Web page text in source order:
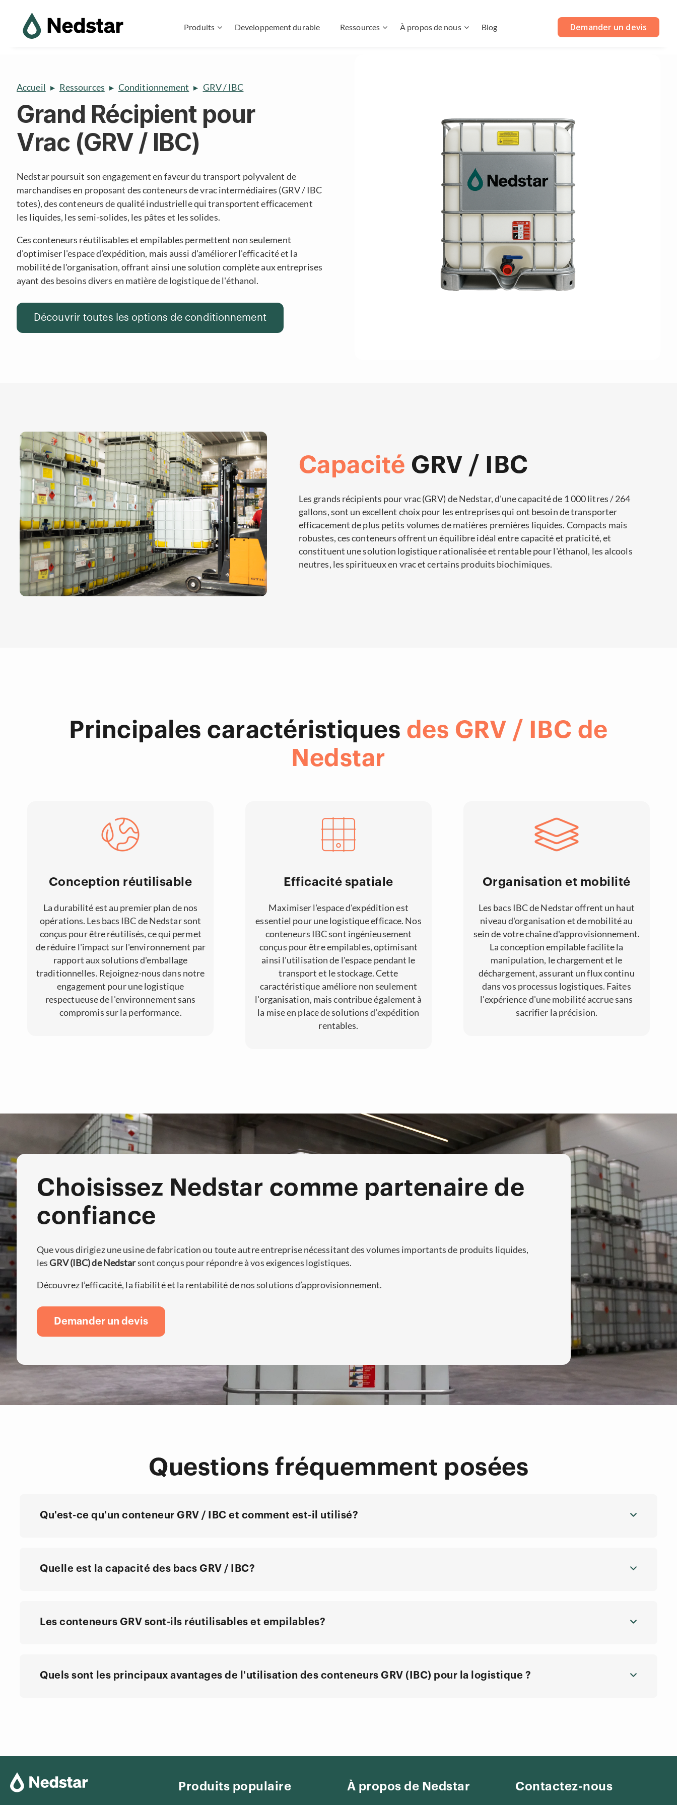
Produits Developpement durable Ressources À propos de nous Blog Demander un devis
Accueil Ressources Conditionnement GRV / IBC
Grand Récipient pour
Vrac (GRV / IBC)
Nedstar poursuit son engagement en faveur du transport polyvalent de
marchandises en proposant des conteneurs de vrac intermédiaires (GRV / IBC
totes), des conteneurs de qualité industrielle qui transportent efficacement
les liquides, les semi-solides, les pâtes et les solides.
Ces conteneurs réutilisables et empilables permettent non seulement
d'optimiser l'espace d'expédition, mais aussi d'améliorer l'efficacité et la
mobilité de l'organisation, offrant ainsi une solution complète aux entreprises
ayant des besoins divers en matière de logistique de l'éthanol.
Découvrir toutes les options de conditionnement
Capacité GRV / IBC
Les grands récipients pour vrac (GRV) de Nedstar, d'une capacité de 1 000 litres / 264
gallons, sont un excellent choix pour les entreprises qui ont besoin de transporter
efficacement de plus petits volumes de matières premières liquides. Compacts mais
robustes, ces conteneurs offrent un équilibre idéal entre capacité et praticité, et
constituent une solution logistique rationalisée et rentable pour l'éthanol, les alcools
neutres, les spiritueux en vrac et certains produits biochimiques.
Principales caractéristiques des GRV / IBC de
Nedstar
Conception réutilisable
La durabilité est au premier plan de nos
opérations. Les bacs IBC de Nedstar sont
conçus pour être réutilisés, ce qui permet
de réduire l'impact sur l'environnement par
rapport aux solutions d'emballage
traditionnelles. Rejoignez-nous dans notre
engagement pour une logistique
respectueuse de l'environnement sans
compromis sur la performance.
Efficacité spatiale
Maximiser l'espace d'expédition est
essentiel pour une logistique efficace. Nos
conteneurs IBC sont ingénieusement
conçus pour être empilables, optimisant
ainsi l'utilisation de l'espace pendant le
transport et le stockage. Cette
caractéristique améliore non seulement
l'organisation, mais contribue également à
la mise en place de solutions d'expédition
rentables.
Organisation et mobilité
Les bacs IBC de Nedstar offrent un haut
niveau d'organisation et de mobilité au
sein de votre chaîne d'approvisionnement.
La conception empilable facilite la
manipulation, le chargement et le
déchargement, assurant un flux continu
dans vos processus logistiques. Faites
l'expérience d'une mobilité accrue sans
sacrifier la précision.
Choisissez Nedstar comme partenaire de
confiance
Que vous dirigiez une usine de fabrication ou toute autre entreprise nécessitant des volumes importants de produits liquides,
lesGRV (IBC) de Nedstarsont conçus pour répondre à vos exigences logistiques.
Découvrez l’efficacité, la fiabilité et la rentabilité de nos solutions d’approvisionnement.
Demander un devis
Questions fréquemment posées
Qu'est-ce qu'un conteneur GRV / IBC et comment est-il utilisé?
Quelle est la capacité des bacs GRV / IBC?
Les conteneurs GRV sont-ils réutilisables et empilables?
Quels sont les principaux avantages de l'utilisation des conteneurs GRV (IBC) pour la logistique ?
Produits populaire À propos de Nedstar Contactez-nous